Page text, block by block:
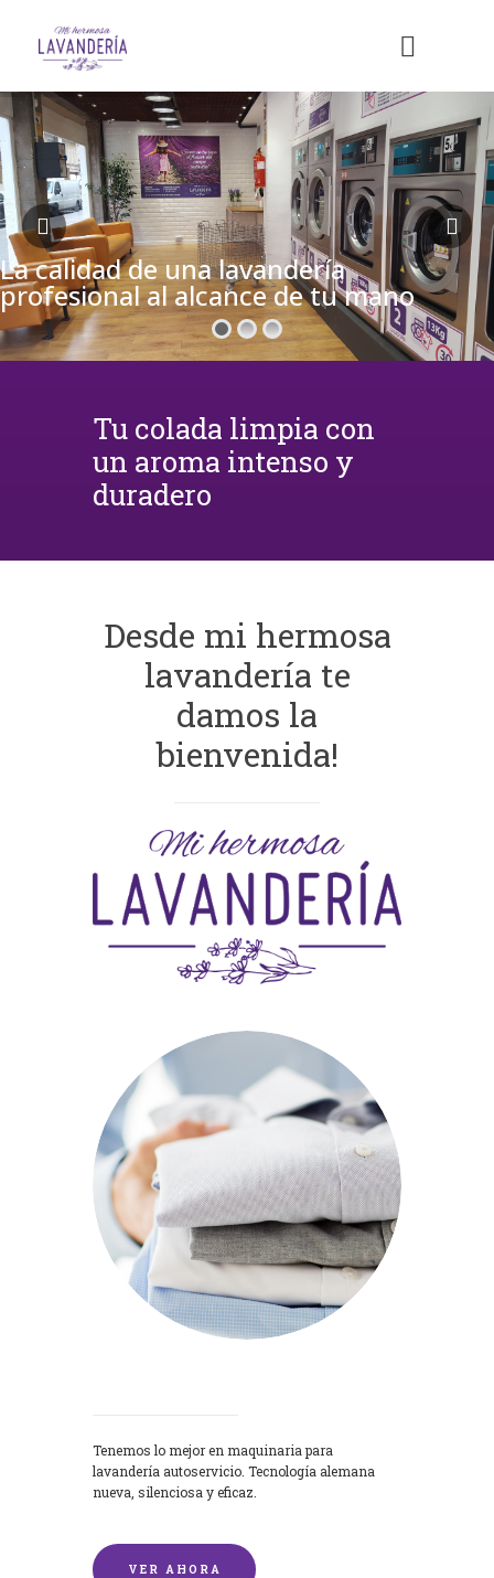
La calidad de una lavandería
profesional al alcance de tu mano
Tu colada limpia con
un aroma intenso y
duradero
Desde mi hermosa
lavandería te
damos la
bienvenida!
Tenemos lo mejor en maquinaria para
lavandería autoservicio. Tecnología alemana
nueva, silenciosa y eficaz.
VER AHORA